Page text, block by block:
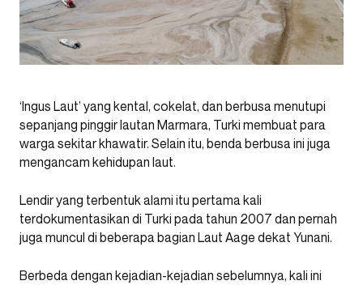
‘Ingus Laut’ yang kental, cokelat, dan berbusa menutupi
sepanjang pinggir lautan Marmara, Turki membuat para
warga sekitar khawatir. Selain itu, benda berbusa ini juga
mengancam kehidupan laut.
Lendir yang terbentuk alami itu pertama kali
terdokumentasikan di Turki pada tahun 2007 dan pernah
juga muncul di beberapa bagian Laut Aage dekat Yunani.
Berbeda dengan kejadian-kejadian sebelumnya, kali ini